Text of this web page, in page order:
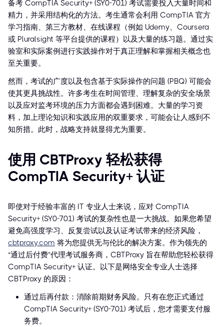
备考 CompTIA Security+ (SY0-701) 考试需要投入大量时间和
精力，并采用结构化的方法。考生通常会利用 CompTIA 官方
学习指南、第三方教材、在线课程（例如 Udemy、Coursera
或 Pluralsight 等平台提供的课程）以及大量的练习题。通过实
验室和实际案例进行实践操作对于真正理解和掌握相关概念也
至关重要。
然而，考试的广度以及包含基于实际操作的问题 (PBQ) 可能会
使其更具挑战性。许多考生在时间管理、理解复杂的安全场景
以及应对监考环境的压力方面都会遇到困难。大量的学习资
料，加上理论知识和实践应用的双重要求，可能会让人感到不
知所措。此时，战略支持就显得尤为重要。
使用 CBTProxy 轻松获得
CompTIA Security+ 认证
即使对于经验丰富的 IT 专业人士来说，应对 CompTIA
Security+ (SY0-701) 考试的复杂性也是一大挑战。如果您希望
避免高强度学习、反复尝试以及认证考试带来的经济风险，
cbtproxy.com 将为您提供无与伦比的解决方案。作为领先的
“通过后付费”代理考试服务商，CBTProxy 旨在帮助您轻松获得
CompTIA Security+ 认证。以下是网络安全专业人士选择
CBTProxy 的原因：
通过后再付款：消除前期财务风险。只有在您正式通过
CompTIA Security+ (SY0-701) 考试后，您才需要支付服
务费。